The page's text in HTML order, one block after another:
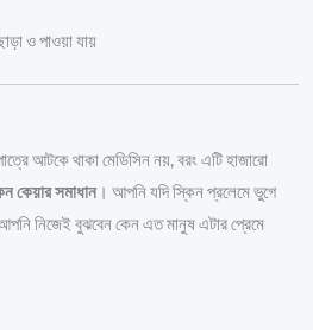
ও পাওয়া যায়
আটকে থাকা মেডিসিন নয়, বরং এটি হাজারো
কেয়ার সমাধান। আপনি যদি স্কিন প্রলেমে ভুগে
নিজেই বুঝবেন কেন এত মানুষ এটার প্রেমে